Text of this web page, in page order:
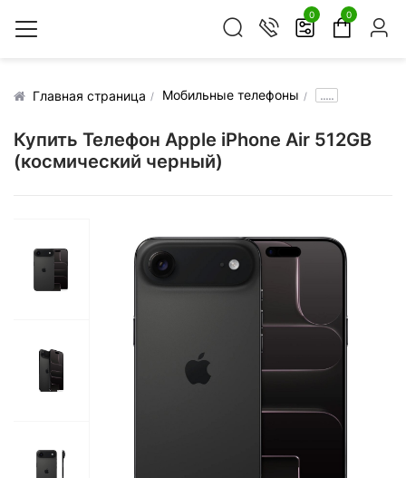
0 0
Главная страница Мобильные телефоны .....
Купить Телефон Apple iPhone Air 512GB
(космический черный)